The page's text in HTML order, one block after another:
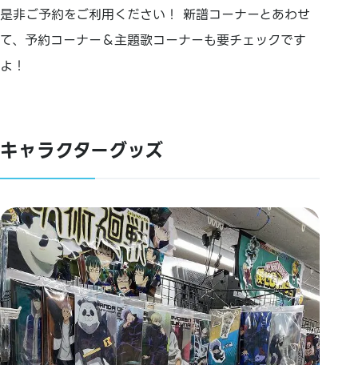
是非ご予約をご利用ください！ 新譜コーナーとあわせ
て、予約コーナー＆主題歌コーナーも要チェックです
よ！
キャラクターグッズ